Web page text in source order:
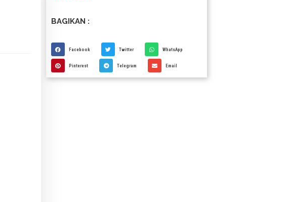
BAGIKAN :
Facebook Twitter WhatsApp
Pinterest Telegram Email